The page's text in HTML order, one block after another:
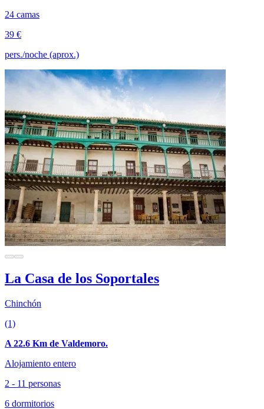
24 camas
39 €
pers./noche (aprox.)
La Casa de los Soportales
Chinchón
(1)
A 22.6 Km de Valdemoro.
Alojamiento entero
2 - 11 personas
6 dormitorios